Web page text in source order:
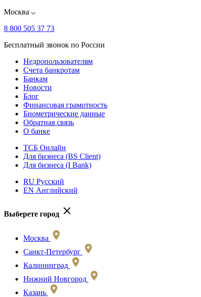
Москва
8 800 505 37 73
Бесплатный звонок по России
Недропользователям
Счета банкротам
Банкам
Новости
Блог
Финансовая грамотность
Биометрические данные
Обратная связь
О банке
ТСБ Онлайн
Для бизнеса (BS Client)
Для бизнеса (I Bank)
RU Русский
EN Английский
Выберете город
Москва
Санкт-Петербург
Калининград
Нижний Новгород
Казань